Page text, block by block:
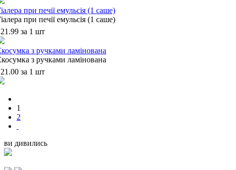
при печії емульсія (1 саше)
при печії емульсія (1 саше)
21.99 за 1 шт
з ручками ламінована
з ручками ламінована
21.00 за 1 шт
1
2
ви дивились